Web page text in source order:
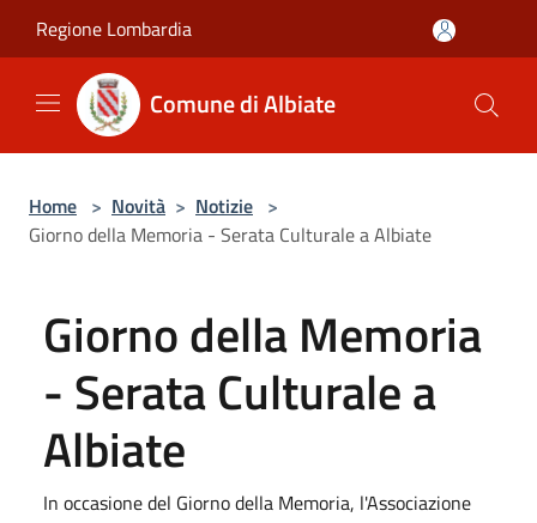
Regione Lombardia
Comune di Albiate
Home > Novità > Notizie >
Giorno della Memoria - Serata Culturale a Albiate
Giorno della Memoria
- Serata Culturale a
Albiate
In occasione del Giorno della Memoria, l'Associazione